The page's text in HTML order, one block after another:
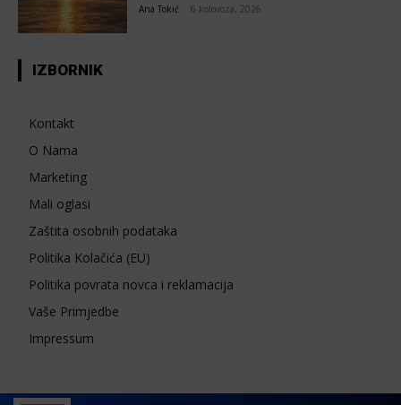
Ana Tokić 6 kolovoza, 2026
IZBORNIK
Kontakt
O Nama
Marketing
Mali oglasi
Zaštita osobnih podataka
Politika Kolačića (EU)
Politika povrata novca i reklamacija
Vaše Primjedbe
Impressum